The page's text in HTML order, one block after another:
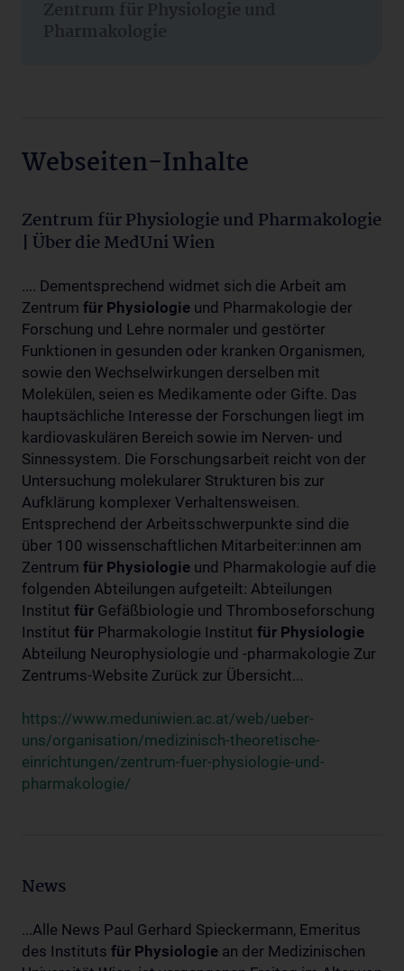
Zentrum für Physiologie und
Pharmakologie
Webseiten-Inhalte
Zentrum für Physiologie und Pharmakologie
| Über die MedUni Wien
.... Dementsprechend widmet sich die Arbeit am
Zentrum für Physiologie und Pharmakologie der
Forschung und Lehre normaler und gestörter
Funktionen in gesunden oder kranken Organismen,
sowie den Wechselwirkungen derselben mit
Molekülen, seien es Medikamente oder Gifte. Das
hauptsächliche Interesse der Forschungen liegt im
kardiovaskulären Bereich sowie im Nerven- und
Sinnessystem. Die Forschungsarbeit reicht von der
Untersuchung molekularer Strukturen bis zur
Aufklärung komplexer Verhaltensweisen.
Entsprechend der Arbeitsschwerpunkte sind die
über 100 wissenschaftlichen Mitarbeiter:innen am
Zentrum für Physiologie und Pharmakologie auf die
folgenden Abteilungen aufgeteilt: Abteilungen
Institut für Gefäßbiologie und Thromboseforschung
Institut für Pharmakologie Institut für Physiologie
Abteilung Neurophysiologie und -pharmakologie Zur
Zentrums-Website Zurück zur Übersicht...
https://www.meduniwien.ac.at/web/ueber-
uns/organisation/medizinisch-theoretische-
einrichtungen/zentrum-fuer-physiologie-und-
pharmakologie/
News
...Alle News Paul Gerhard Spieckermann, Emeritus
des Instituts für Physiologie an der Medizinischen